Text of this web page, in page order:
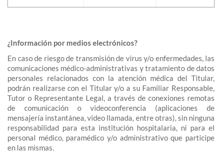
¿Información por medios electrónicos?
En caso de riesgo de transmisión de virus y/o enfermedades, las
comunicaciones médico-administrativas y tratamiento de datos
personales relacionados con la atención médica del Titular,
podrán realizarse con el Titular y/o a su Familiar Responsable,
Tutor o Representante Legal, a través de conexiones remotas
de comunicación o videoconferencia (aplicaciones de
mensajería instantánea, video llamada, entre otras), sin ninguna
responsabilidad para esta institución hospitalaria, ni para el
personal médico, paramédico y/o administrativo que participe
en las mismas.